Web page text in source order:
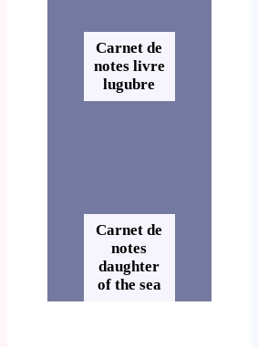
Carnet de
notes livre
lugubre
Carnet de
notes
daughter
of the sea